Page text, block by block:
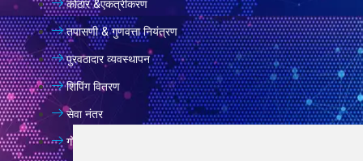
कोठार &एकत्रीकरण
तपासणी & गुणवत्ता नियंत्रण
पुरवठादार व्यवस्थापन
शिपिंग वितरण
सेवा नंतर
गोपनीयता धोरण